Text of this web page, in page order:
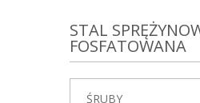
STAL
FOSFATOWANA
ŚRUBY